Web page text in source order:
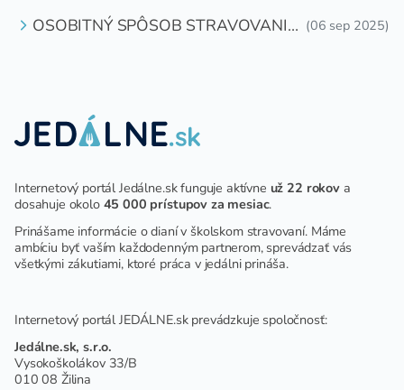
OSOBITNÝ SPÔSOB STRAVOVANIA (06 sep 2025)
Internetový portál Jedálne.sk funguje aktívne už 22 rokova
dosahuje okolo 45 000 prístupov za mesiac.
Prinášame informácie o dianí v školskom stravovaní. Máme
ambíciu byť vaším každodenným partnerom, sprevádzať vás
všetkými zákutiami, ktoré práca v jedálni prináša.
Internetový portál JEDÁLNE.sk prevádzkuje spoločnosť:
Jedálne.sk, s.r.o.
Vysokoškolákov 33/B
010 08 Žilina